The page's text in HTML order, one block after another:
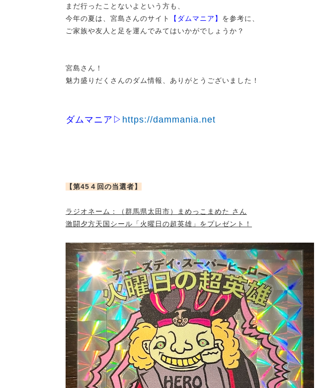
まだ行ったことないよという方も、
今年の夏は、宮島さんのサイト
【ダムマニア】 を参考に、
ご家族や友人と足を運んでみてはいかがでしょうか？
宮島さん！
魅力盛りだくさんのダム情報、ありがとうございました！
ダムマニア▷ https://dammania.net
【第45４回の当選者】
ラジオネーム：（群馬県太田市） まめっこまめた さん
激闘夕方天国シール「火曜日の超英雄」をプレゼント！